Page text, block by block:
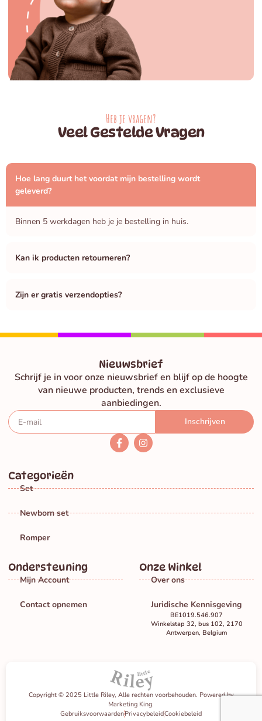
Heb je vragen?
Veel Gestelde Vragen
Hoe lang duurt het voordat mijn bestelling wordt
geleverd?
Binnen 5 werkdagen heb je je bestelling in huis.
Kan ik producten retourneren?
Zijn er gratis verzendopties?
Nieuwsbrief
Schrijf je in voor onze nieuwsbrief en blijf op de hoogte
van nieuwe producten, trends en exclusieve
aanbiedingen.
Inschrijven
Categorieën
Set
Newborn set
Romper
Ondersteuning
Mijn Account
Contact opnemen
Onze Winkel
Over ons
Juridische Kennisgeving
BE1019.546.907
Winkelstap 32, bus 102, 2170
Antwerpen, Belgium
Copyright © 2025 Little Riley, Alle rechten voorbehouden. Powered by
Marketing King.
GebruiksvoorwaardenPrivacybeleidCookiebeleid